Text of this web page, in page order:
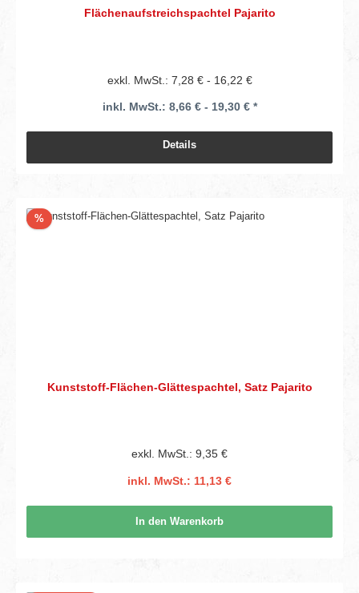
Flächenaufstreichspachtel Pajarito
exkl. MwSt.: 7,28 € - 16,22 €
inkl. MwSt.: 8,66 € - 19,30 € *
Details
%Rabatt
Kunststoff-Flächen-Glättespachtel, Satz Pajarito
exkl. MwSt.: 9,35 €
inkl. MwSt.: 11,13 €
In den Warenkorb